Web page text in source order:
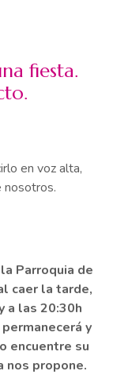
fiesta.
en voz alta,
nosotros.
Parroquia de
caer la tarde,
a las 20:30h
y
encuentre su
nos propone.